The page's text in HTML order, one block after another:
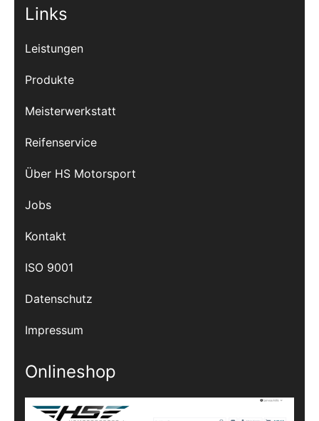
Links
Leistungen
Produkte
Meisterwerkstatt
Reifenservice
Über HS Motorsport
Jobs
Kontakt
ISO 9001
Datenschutz
Impressum
Onlineshop